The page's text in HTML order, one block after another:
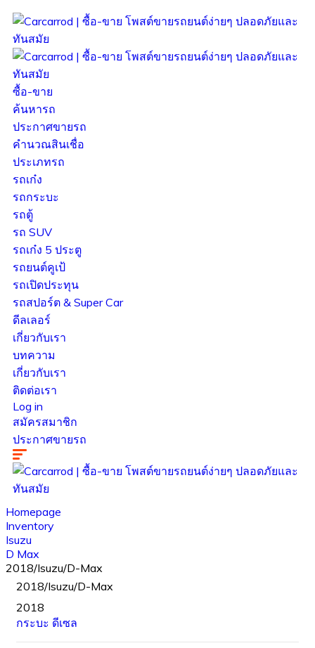
ซื้อ-ขาย
ค้นหารถ
ประกาศขายรถ
คำนวณสินเชื่อ
ประเภทรถ
รถเก๋ง
รถกระบะ
รถตู้
รถ SUV
รถเก๋ง 5 ประตู
รถยนต์คูเป้
รถเปิดประทุน
รถสปอร์ต & Super Car
ดีลเลอร์
เกี่ยวกับเรา
บทความ
เกี่ยวกับเรา
ติดต่อเรา
Log in
สมัครสมาชิก
ประกาศขายรถ
Homepage
Inventory
Isuzu
D Max
2018/Isuzu/D-Max
2018/Isuzu/D-Max
2018
กระบะ ดีเซล